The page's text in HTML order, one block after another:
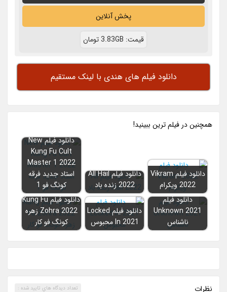
پخش آنلاین
قيمت: 3.83GB تومان
دانلود فیلم های هندی با لینک مستقیم
همچنين در فيلم ترين ببينيد!
دانلود فیلم Vikram
2022 ویکرام
دانلود فیلم All Hail
2022 زنده باد
دانلود فیلم New
Kung Fu Cult
Master 1 2022
استاد جدید فرقه
کونگ فو 1
دانلود فیلم
Unknown 2021
ناشناس
دانلود فیلم Locked
In 2021 محبوس
دانلود فیلم Kung Fu
Zohra 2022 زهره
کونگ فو کار
نظرات تعداد ديدگاه هاي تاييد شده :